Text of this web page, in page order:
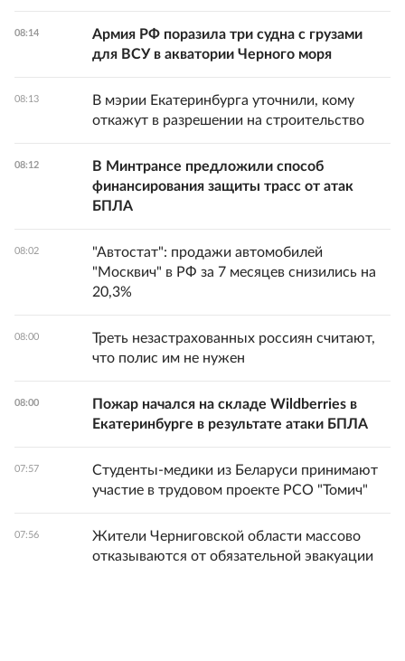
08:14
Армия РФ поразила три судна с грузами
для ВСУ в акватории Черного моря
08:13
В мэрии Екатеринбурга уточнили, кому
откажут в разрешении на строительство
08:12
В Минтрансе предложили способ
финансирования защиты трасс от атак
БПЛА
08:02
"Автостат": продажи автомобилей
"Москвич" в РФ за 7 месяцев снизились на
20,3%
08:00
Треть незастрахованных россиян считают,
что полис им не нужен
08:00
Пожар начался на складе Wildberries в
Екатеринбурге в результате атаки БПЛА
07:57
Студенты-медики из Беларуси принимают
участие в трудовом проекте РСО "Томич"
07:56
Жители Черниговской области массово
отказываются от обязательной эвакуации